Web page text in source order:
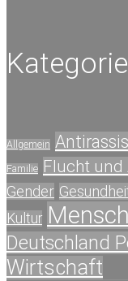
Allgemein
Familie Flucht und
Gender
Kultur
Deutschland
Wirtschaft